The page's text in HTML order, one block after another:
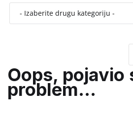
Oops, pojavio
problem...